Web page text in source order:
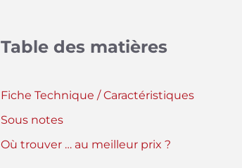
Table des matières
Fiche Technique / Caractéristiques
Sous notes
Où trouver … au meilleur prix ?